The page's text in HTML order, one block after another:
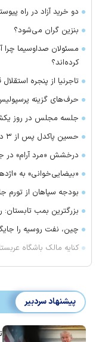
دو خرید آزاد در راه
بنزین گران می‌شود؟
مسئولان صداوسیما چرا
کرده‌اند؟
تاجرنیا از پنجره
حرف‌های گزینه
جلسه مجلس در روز
حسین پاکدل پس از ۳ دهه به اجرا بازمی‌گردد
درخشش «مرد آرام» در
«بیضایی‌خوانی» به
بودجه سپاهان از تورم
بزرگترین بمب تابستان:
چین، نفت روسیه را
کنایه مالک باشگاه
پیشنهاد سردبیر